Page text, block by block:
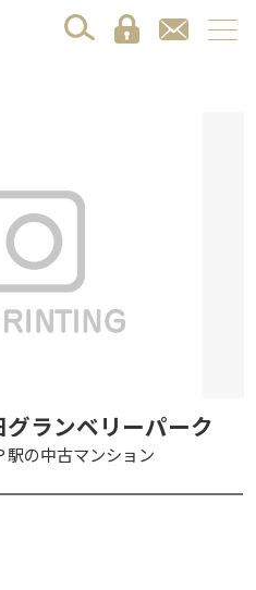
ランベリーパーク
の中古マンション